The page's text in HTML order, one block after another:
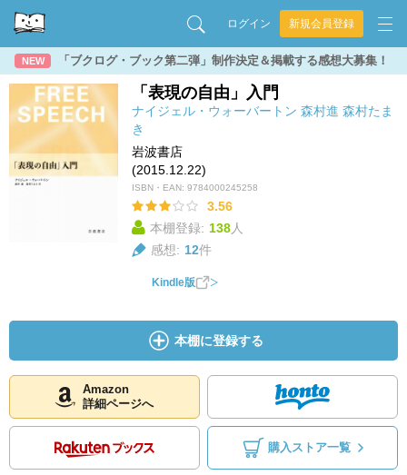
ログイン 新規会員登録
NEW 「ブクログ・ブック第二弾」制作決定＆掲載する感想大募集！
「表現の自由」入門
ナイジェル・ウォーバートン 森村進 森村たま
き
岩波書店
(2015.12.22)
ISBN・EAN: 9784000245258
3.56
本棚登録: 138人
感想: 12件
Kindle版
本棚に登録する
Amazon
詳細ページへ
購入ストア一覧